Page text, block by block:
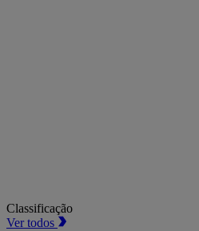
Classificação
Ver todos